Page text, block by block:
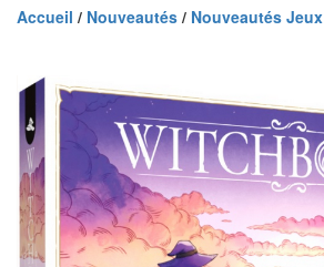
collection
classiques
Pièces
d’échecs
classiques
Coffrets
Accueil / Nouveautés / Nouveautés Jeux